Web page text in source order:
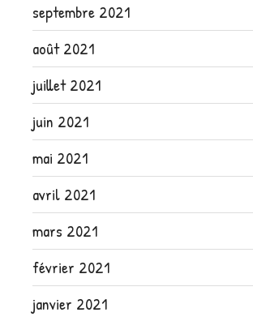
septembre 2021
août 2021
juillet 2021
juin 2021
mai 2021
avril 2021
mars 2021
février 2021
janvier 2021